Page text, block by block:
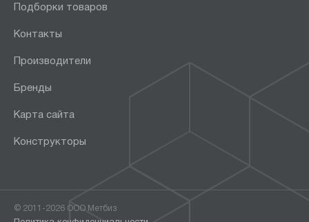
Подборки товаров
Контакты
Производители
Бренды
Карта сайта
Конструкторы
© 2011-2026 ООО Метбиз